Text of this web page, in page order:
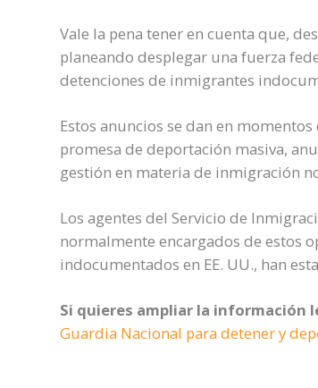
Vale la pena tener en cuenta que,
planeando desplegar una fuerza
detenciones de inmigrantes
Estos anuncios se dan en
promesa de deportación masiva,
gestión en materia de inmigración
Los agentes del Servicio de
normalmente encargados de estos
indocumentados en EE. UU., han
Si quieres ampliar la información
Guardia Nacional para detener y